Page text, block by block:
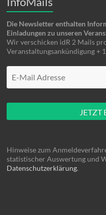
Die Newsletter enthalten
Einladungen zu unseren
Wir verschicken idR 2 Mails
Veranstaltungsankündigung +
Hinweise zum
statistischer Auswertung und
Datenschutzerklärung.